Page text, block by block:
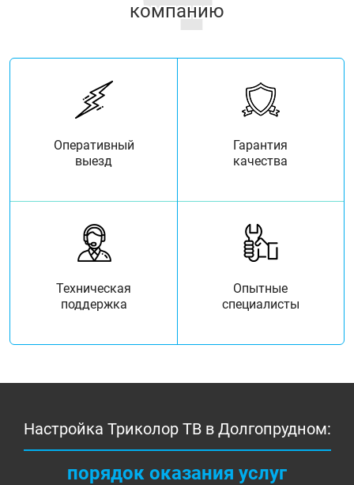
компанию
Оперативный
выезд
Гарантия
качества
Техническая
поддержка
Опытные
специалисты
Настройка Триколор ТВ в Долгопрудном:
порядок оказания услуг